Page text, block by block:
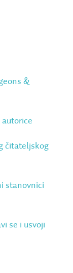
&
autorice
čitateljskog
stanovnici
se i usvoji